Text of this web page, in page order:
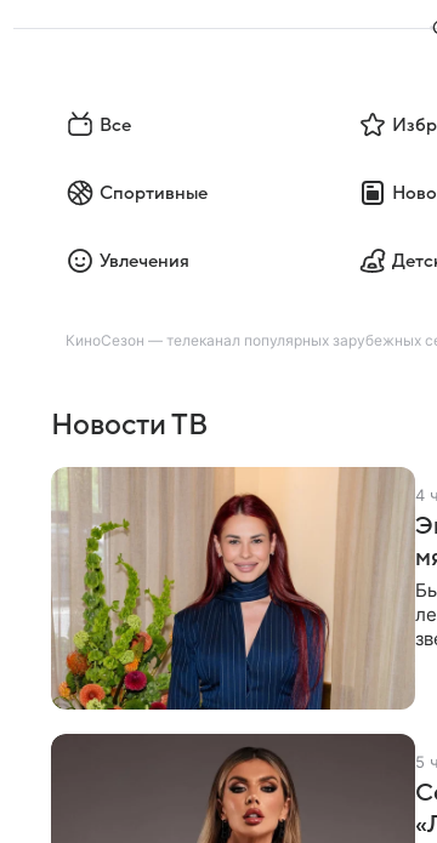
Все
Спортивные
Увлечения
КиноСезон — телеканал популярных зарубежных
Новости ТВ
4
5